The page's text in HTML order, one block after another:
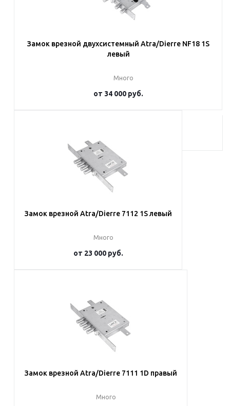
Замок врезной двухсистемный Atra/Dierre NF18 1S
левый
Много
от 34 000 руб.
Замок врезной Atra/Dierre 7112 1S левый
Много
от 23 000 руб.
Замок врезной Atra/Dierre 7111 1D правый
Много